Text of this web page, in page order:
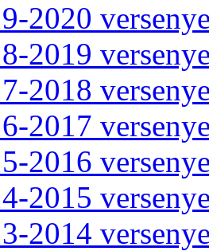
2020
2019
2018
2017
2016
2015
2014